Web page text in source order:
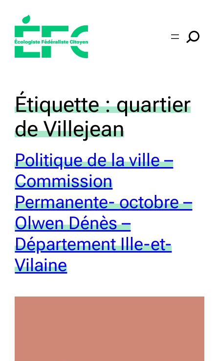
contenu
Étiquette :quartier
de Villejean
Politique de la ville –
Commission
Permanente- octobre –
Olwen Dénès –
Département Ille-et-
Vilaine